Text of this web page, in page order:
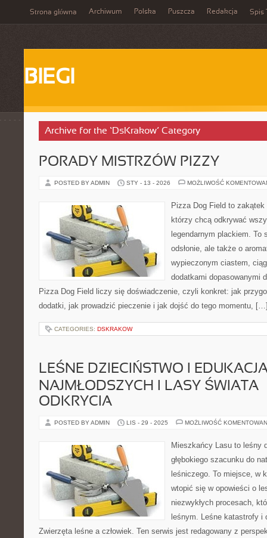
Strona główna Archiwum Polska Puszcza Redakcja Spis
BIEGI
Archive for the ‘DsKrakow’ Category
PORADY MISTRZÓW PIZZY
POSTED BY ADMIN STY - 13 - 2026 MOŻLIWOŚĆ
Pizza Dog Field to
którzy chcą odkrywać
legendarnym plackiem. To
odsłonie, ale także o
wypieczonym ciastem,
dodatkami dopasowanymi
Pizza Dog Field liczy się doświadczenie, czyli konkret: jak
dodatki, jak prowadzić pieczenie i jak dojść do tego momentu,
CATEGORIES: DSKRAKOW
LEŚNE DZIECIŃSTWO I
NAJMŁODSZYCH I LASY ŚWIATA
ODKRYCIA
POSTED BY ADMIN LIS - 29 - 2025 MOŻLIWOŚĆ
Mieszkańcy Lasu to leśny
głębokiego szacunku do
leśniczego. To miejsce, w
wtopić się w opowieści o
niezwykłych procesach,
leśnym. Leśne katastrofy i
Zwierzęta leśne a człowiek. Ten serwis jest redagowany z